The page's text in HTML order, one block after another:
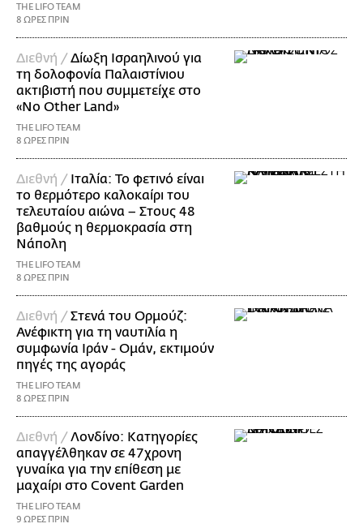
THE LIFO TEAM
8 ΩΡΕΣ ΠΡΙΝ
Διεθνή /Δίωξη Ισραηλινού για
τη δολοφονία Παλαιστίνιου
ακτιβιστή που συμμετείχε στο
«No Other Land»
THE LIFO TEAM
8 ΩΡΕΣ ΠΡΙΝ
Διεθνή / Ιταλία: Το φετινό είναι
το θερμότερο καλοκαίρι του
τελευταίου αιώνα – Στους 48
βαθμούς η θερμοκρασία στη
Νάπολη
THE LIFO TEAM
8 ΩΡΕΣ ΠΡΙΝ
Διεθνή /Στενά του Ορμούζ:
Ανέφικτη για τη ναυτιλία η
συμφωνία Ιράν - Ομάν, εκτιμούν
πηγές της αγοράς
THE LIFO TEAM
8 ΩΡΕΣ ΠΡΙΝ
Διεθνή /Λονδίνο: Κατηγορίες
απαγγέλθηκαν σε 47χρονη
γυναίκα για την επίθεση με
μαχαίρι στο Covent Garden
THE LIFO TEAM
9 ΩΡΕΣ ΠΡΙΝ